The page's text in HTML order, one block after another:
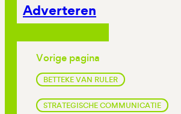
Adverteren
Vorige pagina
BETTEKE VAN RULER
STRATEGISCHE COMMUNICATIE